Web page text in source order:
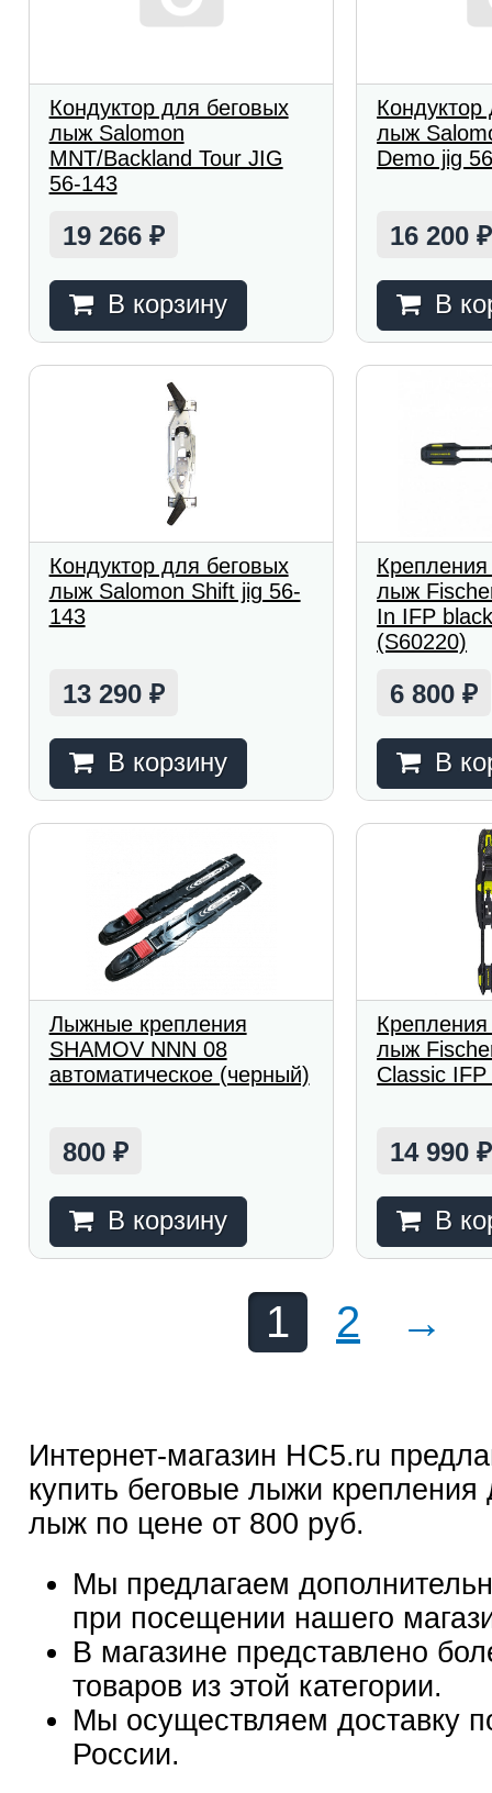
Кондуктор для беговых
лыж Salomon
MNT/Backland Tour JIG
56-143
19 266 ₽
В корзину
Кондуктор
лыж
Demo jig
16 200₽
В
Кондуктор для беговых
лыж Salomon Shift jig 56-
143
13 290 ₽
В корзину
лыж
In IFP
(S60220)
6 800₽
В
Лыжные крепления
SHAMOV NNN 08
автоматическое (черный)
800 ₽
В корзину
лыж
Classic
14 990₽
В
1 2 →
Интернет-магазин HC5.ru
купить беговые лыжи крепления
лыж по цене от 800 руб.
Мы предлагаем
при посещении нашего
В магазине представлено
товаров из этой категории.
Мы осуществляем доставку
России.